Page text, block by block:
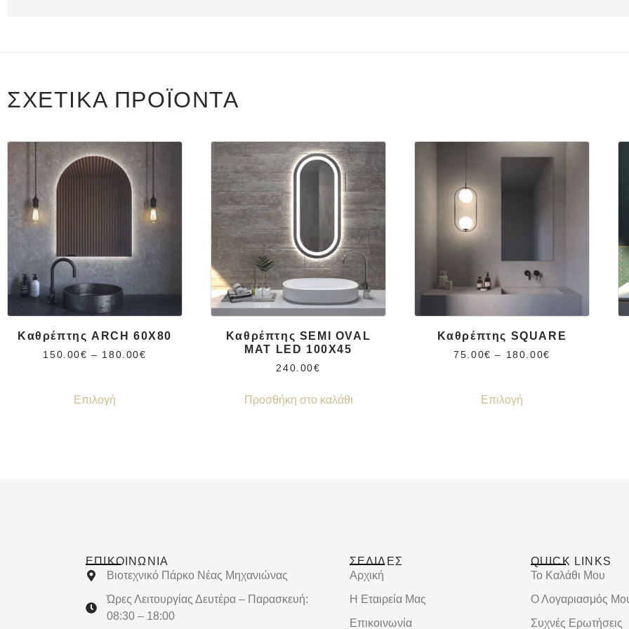
ΣΧΕΤΙΚΆ ΠΡΟΪΌΝΤΑ
Καθρέπτης ARCH 60Χ80
150.00€ – 180.00€
Επιλογή
Καθρέπτης SEMI OVAL
MAT LED 100X45
240.00€
Προσθήκη στο καλάθι
Καθρέπτης SQUARE
75.00€ – 180.00€
Επιλογή
ΕΠΙΚΟΙΝΩΝΊΑ
Βιοτεχνικό Πάρκο Νέας Μηχανιώνας
Ώρες Λειτουργίας Δευτέρα – Παρασκευή:
08:30 – 18:00
ΣΕΛΙΔΕΣ
Αρχική
Η Εταιρεία Μας
Επικοινωνία
QUICK LINKS
Το Καλάθι Μου
Ο Λογαριασμός
Συχνές Ερωτήσεις